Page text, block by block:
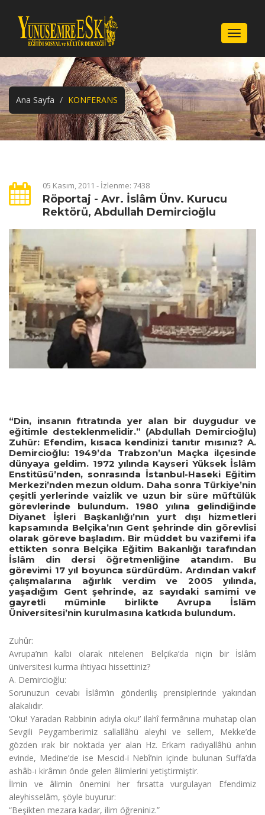
Menu
Ana Sayfa KONFERANS
05 Kasım, 2011 - İzlenme: 7438
Röportaj - Avr. İslâm Ünv. Kurucu
Rektörü, Abdullah Demircioğlu
“Din, insanın fıtratında yer alan bir duygudur ve
eğitimle desteklenmelidir.” (Abdullah Demircioğlu)
Zuhûr: Efendim, kısaca kendinizi tanıtır mısınız? A.
Demircioğlu: 1949’da Trabzon’un Maçka ilçesinde
dünyaya geldim. 1972 yılında Kayseri Yüksek İslâm
Enstitüsü’nden, sonrasında İstanbul-Haseki Eğitim
Merkezi’nden mezun oldum. Daha sonra Türkiye’nin
çeşitli yerlerinde vaizlik ve uzun bir süre müftülük
görevlerinde bulundum. 1980 yılına gelindiğinde
Diyanet İşleri Başkanlığı’nın yurt dışı hizmetleri
kapsamında Belçika’nın Gent şehrinde din görevlisi
olarak göreve başladım. Bir müddet bu vazifemi ifa
ettikten sonra Belçika Eğitim Bakanlığı tarafından
İslâm din dersi öğretmenliğine atandım. Bu
görevimi 17 yıl boyunca sürdürdüm. Ardından vakıf
çalışmalarına ağırlık verdim ve 2005 yılında,
yaşadığım Gent şehrinde, az sayıdaki samimi ve
gayretli müminle birlikte Avrupa İslâm
Üniversitesi’nin kurulmasına katkıda bulundum.
Zuhûr:
Avrupa’nın kalbi olarak nitelenen Belçika’da niçin bir İslâm
üniversitesi kurma ihtiyacı hissettiniz?
A. Demircioğlu:
Sorunuzun cevabı İslâm’ın gönderiliş prensiplerinde yakından
alakalıdır.
‘Oku! Yaradan Rabbinin adıyla oku!’ ilahî fermânına muhatap olan
Sevgili Peygamberimiz sallallâhü aleyhi ve sellem, Mekke’de
gözden ırak bir noktada yer alan Hz. Erkam radıyallâhü anhın
evinde, Medine’de ise Mescid-i Nebî’nin içinde bulunan Suffa’da
ashâb-ı kirâmın önde gelen âlimlerini yetiştirmiştir.
İlmin ve âlimin önemini her fırsatta vurgulayan Efendimiz
aleyhisselâm, şöyle buyurur:
“Beşikten mezara kadar, ilim öğreniniz.”